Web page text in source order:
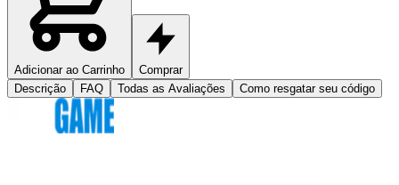
Adicionar ao Carrinho
Comprar
Descrição
FAQ Todas as Avaliações Como resgatar seu código